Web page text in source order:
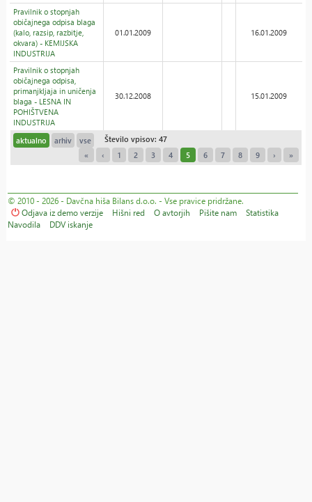
Pravilnik o stopnjah
običajnega odpisa blaga
(kalo, razsip, razbitje,
okvara) - KEMIJSKA
INDUSTRIJA
01.01.2009 16.01.2009
Pravilnik o stopnjah
običajnega odpisa,
primanjkljaja in uničenja
blaga - LESNA IN
POHIŠTVENA
INDUSTRIJA
30.12.2008 15.01.2009
aktualno arhiv vse
Število vpisov: 47
«
‹ 1 2 3 4 5 6 7 8 9 › »
© 2010 - 2026 - Davčna hiša Bilans d.o.o. - Vse pravice pridržane.
Odjava iz demo verzije
Hišni red O avtorjih Pišite nam
Statistika
Navodila
DDV iskanje